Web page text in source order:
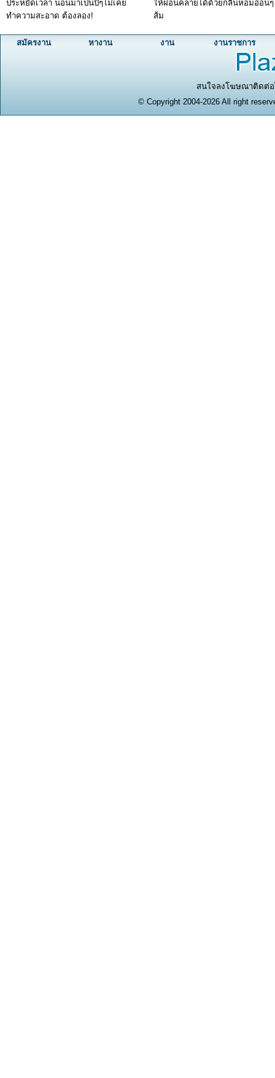
ประหยัดเวลา นอนมาเป็นปีๆไม่เคย
ทำความสะอาด ต้องลอง!
ให้ผ่อนคลายได้ด้วยกลิ่นหอมอ่อน
ส้ม
สมัครงาน หางาน งาน งานราชการ
สนใจลงโฆษณาติดต่อ
© Copyright 2004-2026 All right